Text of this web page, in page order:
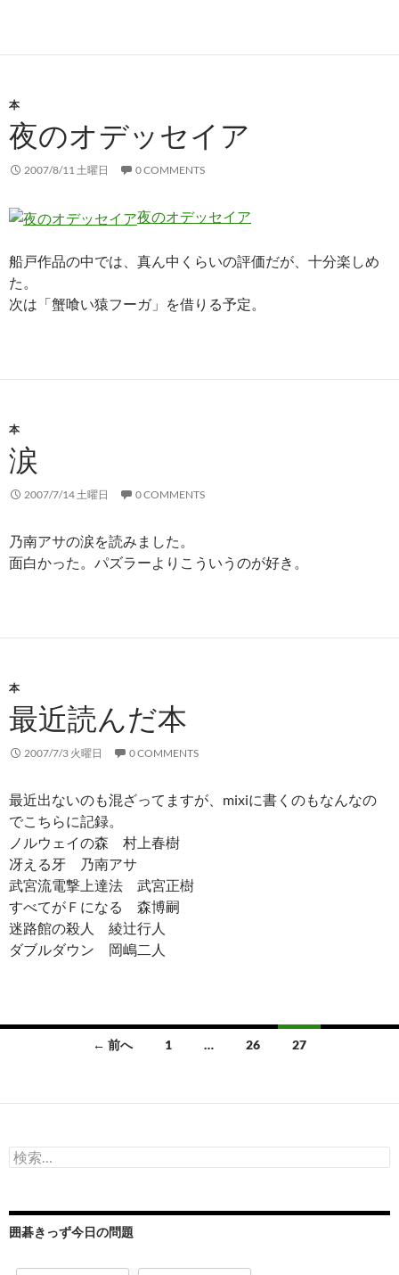
本
夜のオデッセイア
2007/8/11 土曜日 0 COMMENTS
夜のオデッセイア
船戸作品の中では、真ん中くらいの評価だが、十分楽しめ
た。
次は「蟹喰い猿フーガ」を借りる予定。
本
涙
2007/7/14 土曜日 0 COMMENTS
乃南アサの涙を読みました。
面白かった。パズラーよりこういうのが好き。
本
最近読んだ本
2007/7/3 火曜日 0 COMMENTS
最近出ないのも混ざってますが、mixiに書くのもなんなの
でこちらに記録。
ノルウェイの森 村上春樹
冴える牙 乃南アサ
武宮流電撃上達法 武宮正樹
すべてがＦになる 森博嗣
迷路館の殺人 綾辻行人
ダブルダウン 岡嶋二人
ナ
ゲ
シ
ョ
← 前へ 1 … 26 27
検
索:
囲碁きっず今日の問題